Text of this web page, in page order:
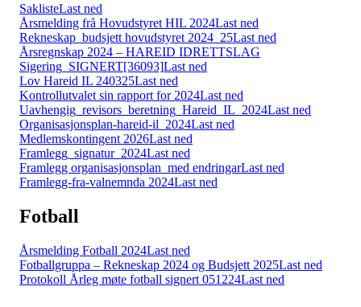
SaklisteLast ned
Årsmelding frå Hovudstyret HIL 2024Last ned
Rekneskap_budsjett hovudstyret 2024_25Last ned
Årsregnskap 2024 – HAREID IDRETTSLAG
Sigering_SIGNERT[36093]Last ned
Lov Hareid IL 240325Last ned
Kontrollutvalet sin rapport for 2024Last ned
Uavhengig_revisors_beretning_Hareid_IL_2024Last ned
Organisasjonsplan-hareid-il_2024Last ned
Medlemskontingent 2026Last ned
Framlegg_signatur_2024Last ned
Framlegg organisasjonsplan_med endringarLast ned
Framlegg-fra-valnemnda 2024Last ned
Fotball
Årsmelding Fotball 2024Last ned
Fotballgruppa – Rekneskap 2024 og Budsjett 2025Last ned
Protokoll Årleg møte fotball signert 051224Last ned